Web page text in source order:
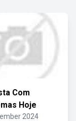
Com
Hoje
2024